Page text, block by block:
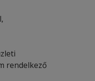
rendelkező